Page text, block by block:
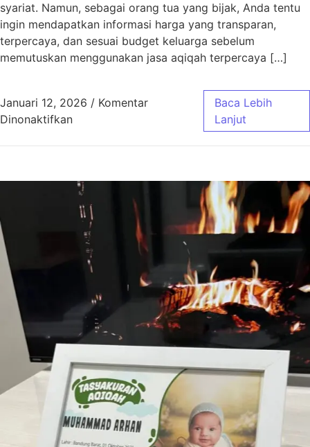
syariat. Namun, sebagai orang tua yang bijak, Anda tentu
ingin mendapatkan informasi harga yang transparan,
terpercaya, dan sesuai budget keluarga sebelum
memutuskan menggunakan jasa aqiqah terpercaya […]
Januari 12, 2026 / Komentar
Dinonaktifkanpada Harga Aqiqah Bandung, Antar Gratis!
Baca Lebih
Lanjut